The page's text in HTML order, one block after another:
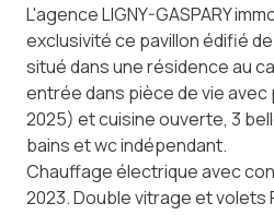
L'agence LIGNY-GASPARY
exclusivité ce pavillon édifié
situé dans une résidence au
entrée dans pièce de vie
2025) et cuisine ouverte, 3
bains et wc indépendant.
Chauffage électrique avec
2023. Double vitrage et volets